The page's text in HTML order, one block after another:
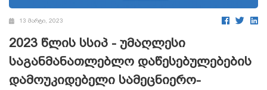
13 მარტი, 2023
2023 წლის სსიპ - უმაღლესი
საგანმანათლებლო დაწესებულებების
დამოუკიდებელი სამეცნიერო-